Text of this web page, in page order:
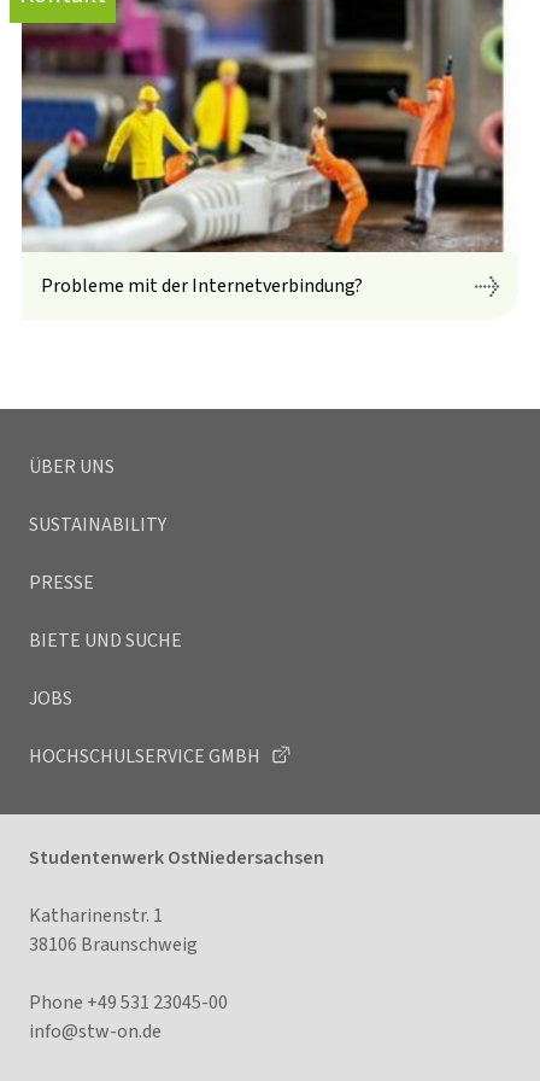
Probleme mit der Internetverbindung?
ÜBER UNS
SUSTAINABILITY
PRESSE
BIETE UND SUCHE
JOBS
HOCHSCHULSERVICE GMBH
Studentenwerk OstNiedersachsen
Katharinenstr. 1
38106 Braunschweig
Phone +49 531 23045-00
info@stw-on.de